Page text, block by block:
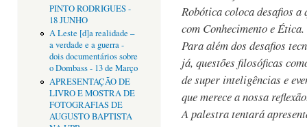
PINTO RODRIGUES -
18 JUNHO
A Leste [d]a realidade –
a verdade e a guerra -
dois documentários sobre
o Dombass - 13 de Março
APRESENTAÇÃO DE
LIVRO E MOSTRA DE
FOTOGRAFIAS DE
AUGUSTO BAPTISTA
Robótica coloca desafios a
com Conhecimento e Ética.
Para além dos desafios
já, questões filosóficas
de super inteligências e
que merece a nossa
A palestra tentará